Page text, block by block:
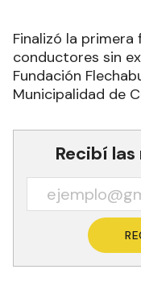
Finalizó la
conductores sin
Fundación
Municipalidad de
Recibí